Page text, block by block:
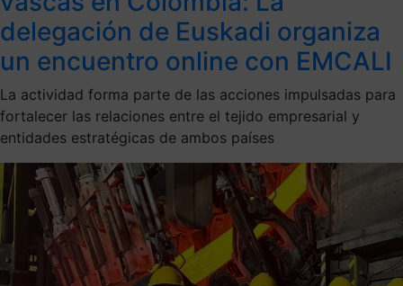
delegación de Euskadi organiza
un encuentro online con EMCALI
La actividad forma parte de las acciones impulsadas para
fortalecer las relaciones entre el tejido empresarial y
entidades estratégicas de ambos países